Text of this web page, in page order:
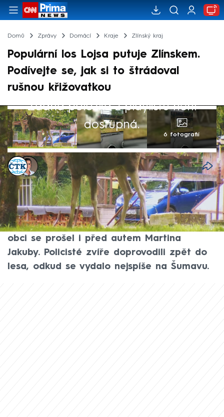
Domů Zprávy Domácí Kraje Zlínský kraj
Populární los Lojsa putuje Zlínskem.
Podívejte se, jak si to štrádoval
rušnou křižovatkou
Žádná položka z playlistu není
dostupná.
6 fotografií
ČTK Jana Vozárová
11. čvc 2025, 13:36
Policisté v pátek doprovodili k lesu losa,
který se ráno procházel rušnou křižovatkou
v Želechovicích nad Dřevnicí na Zlínsku. V
obci se prošel i před autem Martina
Jakuby. Policisté zvíře doprovodili zpět do
lesa, odkud se vydalo nejspíše na Šumavu.